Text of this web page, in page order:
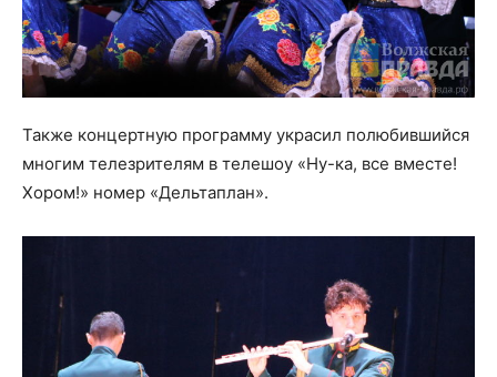
Также концертную программу украсил полюбившийся
многим телезрителям в телешоу «Ну-ка, все вместе!
Хором!» номер «Дельтаплан».